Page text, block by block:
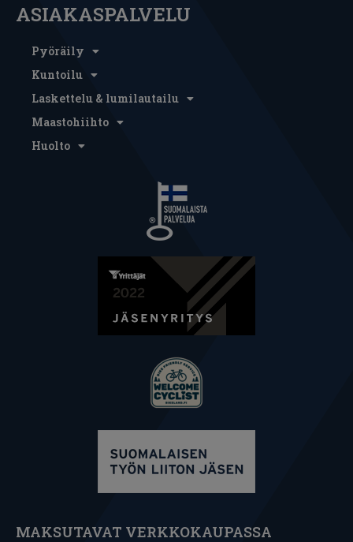
ASIAKASPALVELU
Pyöräily
Kuntoilu
Laskettelu & lumilautailu
Maastohiihto
Huolto
MAKSUTAVAT VERKKOKAUPASSA